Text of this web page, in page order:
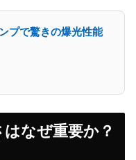
プで驚きの爆光性能
なぜ重要か？